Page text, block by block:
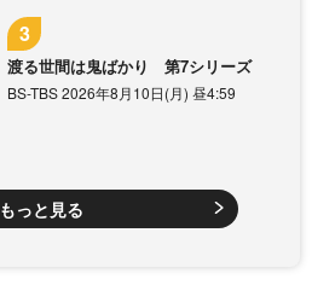
渡る世間は鬼ばかり 第7シリーズ
BS-TBS 2026年8月10日(月) 昼4:59
もっと見る